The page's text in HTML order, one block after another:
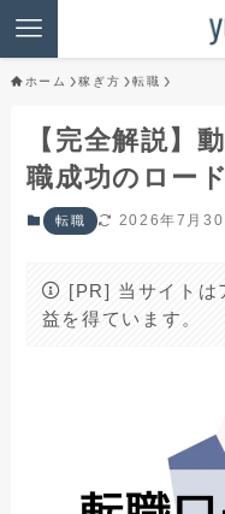
ホーム 稼ぎ方 転職
【完全解説】
職成功のロー
転職 2026年7月30
[PR] 当サイトは
益を得ています。